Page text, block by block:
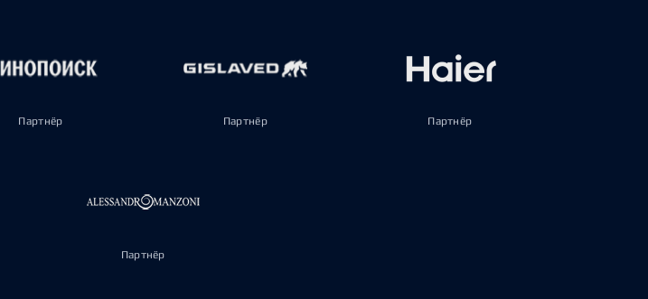
Партнёр Партнёр Партнёр
Партнёр